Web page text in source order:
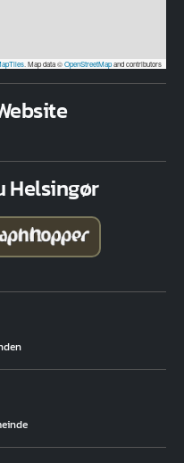
. Map data ©OpenStreetMapand contributors
Helsingør